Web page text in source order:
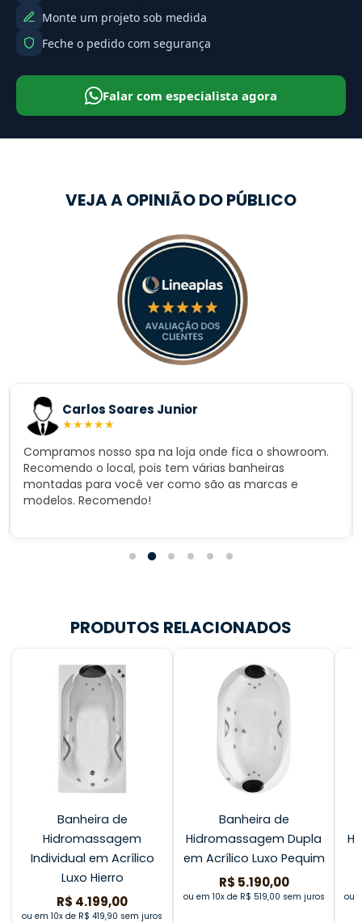
Monte um projeto sob medida
Feche o pedido com segurança
Falar com especialista agora
VEJA A OPINIÃO DO PÚBLICO
Carlos Soares Junior
★★★★★
Compramos nosso spa na loja onde fica o showroom.
Recomendo o local, pois tem várias banheiras
montadas para você ver como são as marcas e
modelos. Recomendo!
PRODUTOS RELACIONADOS
Banheira de
Hidromassagem
Individual em Acrílico
Luxo Hierro
R$ 4.199,00
ou em 10x de R$ 419,90 sem juros
Banheira de
Hidromassagem Dupla
em Acrílico Luxo Pequim
R$ 5.190,00
ou em 10x de R$ 519,00 sem juros ou